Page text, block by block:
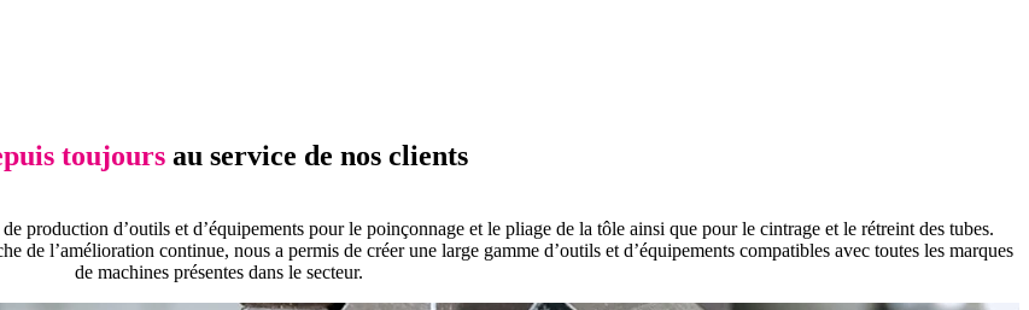
toujours au service de nos clients
production d’outils et d’équipements pour le poinçonnage et le pliage de la tôle ainsi que pour le cintrage et le rétreint des tubes.
de l’amélioration continue, nous a permis de créer une large gamme d’outils et d’équipements compatibles avec toutes les marques
de machines présentes dans le secteur.